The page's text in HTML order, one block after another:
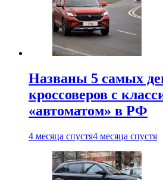
Названы 5 самых
кроссоверов с
«автоматом» в РФ
4 месяца спустя4 месяца спустя